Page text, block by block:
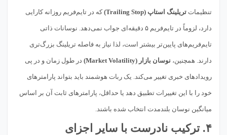
تنظیمات تریلینگ استاپ (Trailing Stop) که در تایم‌فریم روزانه کارایی
دارد، لزوماً در تایم‌فریم ۵ دقیقه‌ای جواب نمی‌دهد. نوسانات ذاتی
تایم‌فریم‌های پایین‌تر بیشتر است، لذا نیاز به فاصله تریلینگ بزرگ‌تری
دارند. همچنین، نوسان بازار (Market Volatility) در طول زمان و در پی
رویدادهای خبری تغییر می‌کند. یک ربات هوشمند باید بتواند پارامترهای
خود را با این تغییرات تطبیق دهد یا حداقل، پارامترهای ثابت آن بر اساس
میانگین نوسان بلندمدت انتخاب شده باشند.
۴. ترکیب نادرست با سایر اجزای